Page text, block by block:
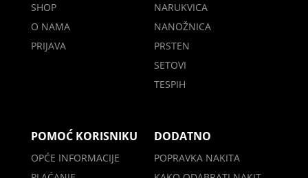
SHOP
O NAMA
PRIJAVA
NARUKVICA
NANOŽNICA
PRSTEN
SETOVI
TESPIH
POMOĆ KORISNIKU
OPĆE INFORMACIJE
DODATNO
POPRAVKA NAKITA